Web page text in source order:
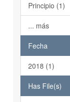
Principio (1)
... más
Fecha
2018 (1)
Has File(s)